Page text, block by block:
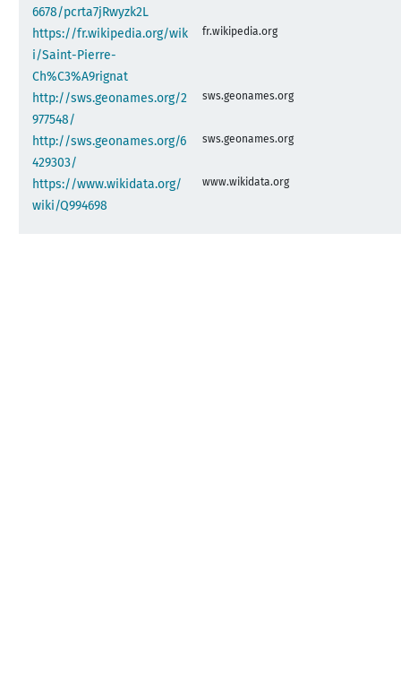
6678/pcrta7jRwyzk2L
https://fr.wikipedia.org/wik
i/Saint-Pierre-
Ch%C3%A9rignat
fr.wikipedia.org
http://sws.geonames.org/2
977548/
sws.geonames.org
http://sws.geonames.org/6
429303/
sws.geonames.org
https://www.wikidata.org/
wiki/Q994698
www.wikidata.org